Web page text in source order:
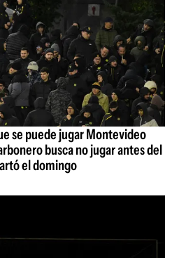
se puede jugar Montevideo
busca no jugar antes del
el domingo